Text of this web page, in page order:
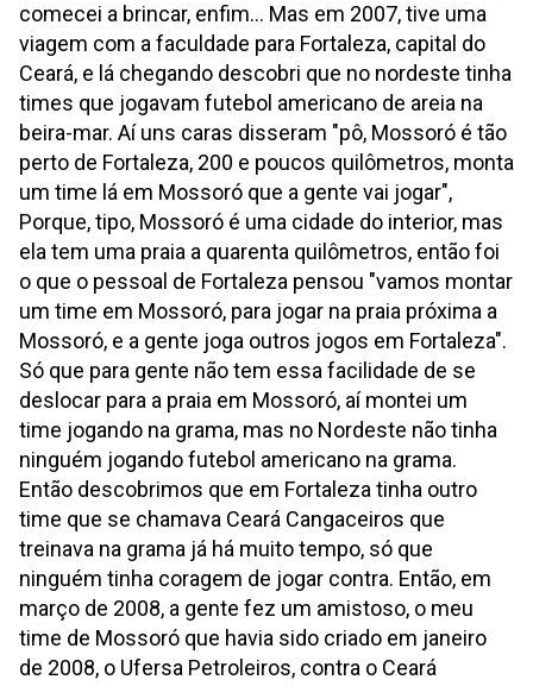
comecei a brincar, enfim... Mas em 2007, tive uma
viagem com a faculdade para Fortaleza, capital do
Ceará, e lá chegando descobri que no nordeste tinha
times que jogavam futebol americano de areia na
beira-mar. Aí uns caras disseram "pô, Mossoró é tão
perto de Fortaleza, 200 e poucos quilômetros, monta
um time lá em Mossoró que a gente vai jogar",
Porque, tipo, Mossoró é uma cidade do interior, mas
ela tem uma praia a quarenta quilômetros, então foi
o que o pessoal de Fortaleza pensou "vamos montar
um time em Mossoró, para jogar na praia próxima a
Mossoró, e a gente joga outros jogos em Fortaleza".
Só que para gente não tem essa facilidade de se
deslocar para a praia em Mossoró, aí montei um
time jogando na grama, mas no Nordeste não tinha
ninguém jogando futebol americano na grama.
Então descobrimos que em Fortaleza tinha outro
time que se chamava Ceará Cangaceiros que
treinava na grama já há muito tempo, só que
ninguém tinha coragem de jogar contra. Então, em
março de 2008, a gente fez um amistoso, o meu
time de Mossoró que havia sido criado em janeiro
de 2008, o Ufersa Petroleiros, contra o Ceará